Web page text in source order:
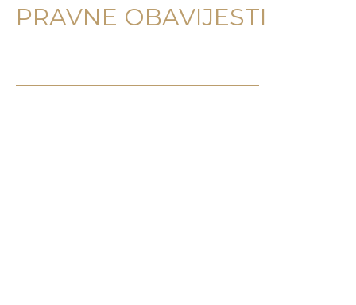
PRAVNE OBAVIJESTI